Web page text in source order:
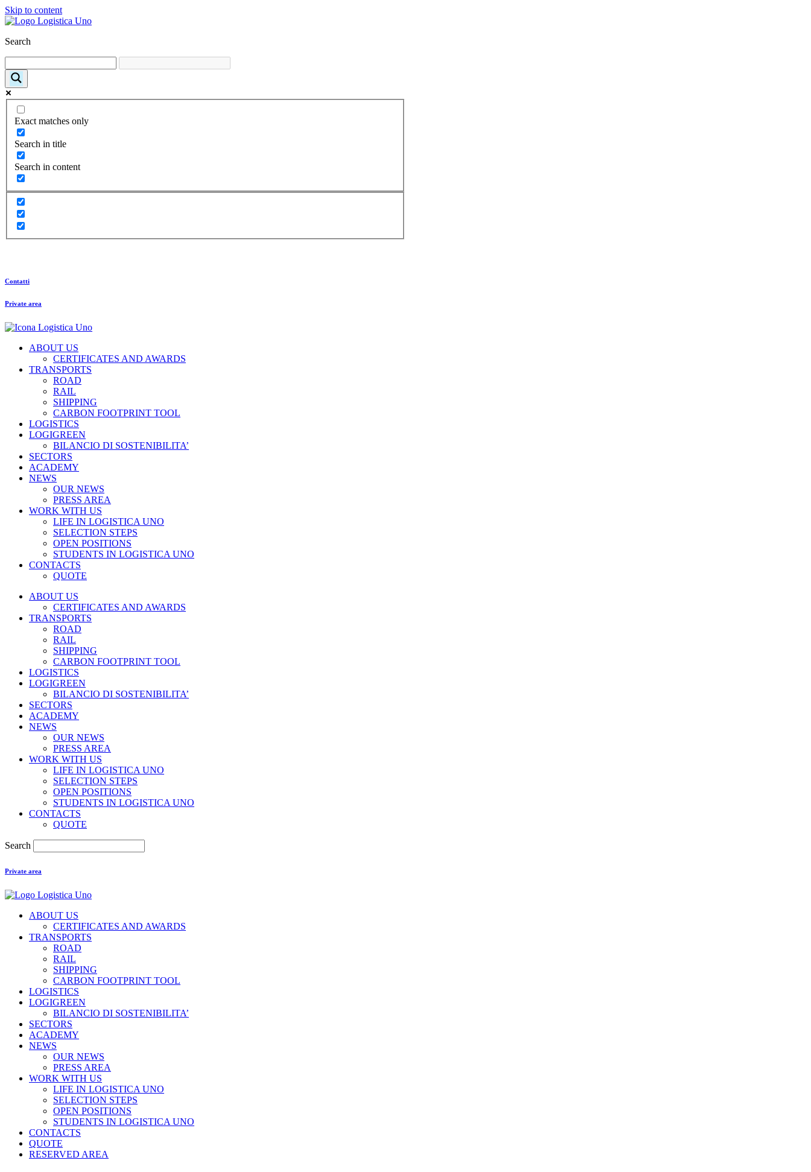
Skip to content
Search
Exact matches only
Search in title
Search in content
Contatti
Private area
ABOUT US
CERTIFICATES AND AWARDS
TRANSPORTS
ROAD
RAIL
SHIPPING
CARBON FOOTPRINT TOOL
LOGISTICS
LOGIGREEN
BILANCIO DI SOSTENIBILITA’
SECTORS
ACADEMY
NEWS
OUR NEWS
PRESS AREA
WORK WITH US
LIFE IN LOGISTICA UNO
SELECTION STEPS
OPEN POSITIONS
STUDENTS IN LOGISTICA UNO
CONTACTS
QUOTE
ABOUT US
CERTIFICATES AND AWARDS
TRANSPORTS
ROAD
RAIL
SHIPPING
CARBON FOOTPRINT TOOL
LOGISTICS
LOGIGREEN
BILANCIO DI SOSTENIBILITA’
SECTORS
ACADEMY
NEWS
OUR NEWS
PRESS AREA
WORK WITH US
LIFE IN LOGISTICA UNO
SELECTION STEPS
OPEN POSITIONS
STUDENTS IN LOGISTICA UNO
CONTACTS
QUOTE
Search
Private area
ABOUT US
CERTIFICATES AND AWARDS
TRANSPORTS
ROAD
RAIL
SHIPPING
CARBON FOOTPRINT TOOL
LOGISTICS
LOGIGREEN
BILANCIO DI SOSTENIBILITA’
SECTORS
ACADEMY
NEWS
OUR NEWS
PRESS AREA
WORK WITH US
LIFE IN LOGISTICA UNO
SELECTION STEPS
OPEN POSITIONS
STUDENTS IN LOGISTICA UNO
CONTACTS
QUOTE
RESERVED AREA